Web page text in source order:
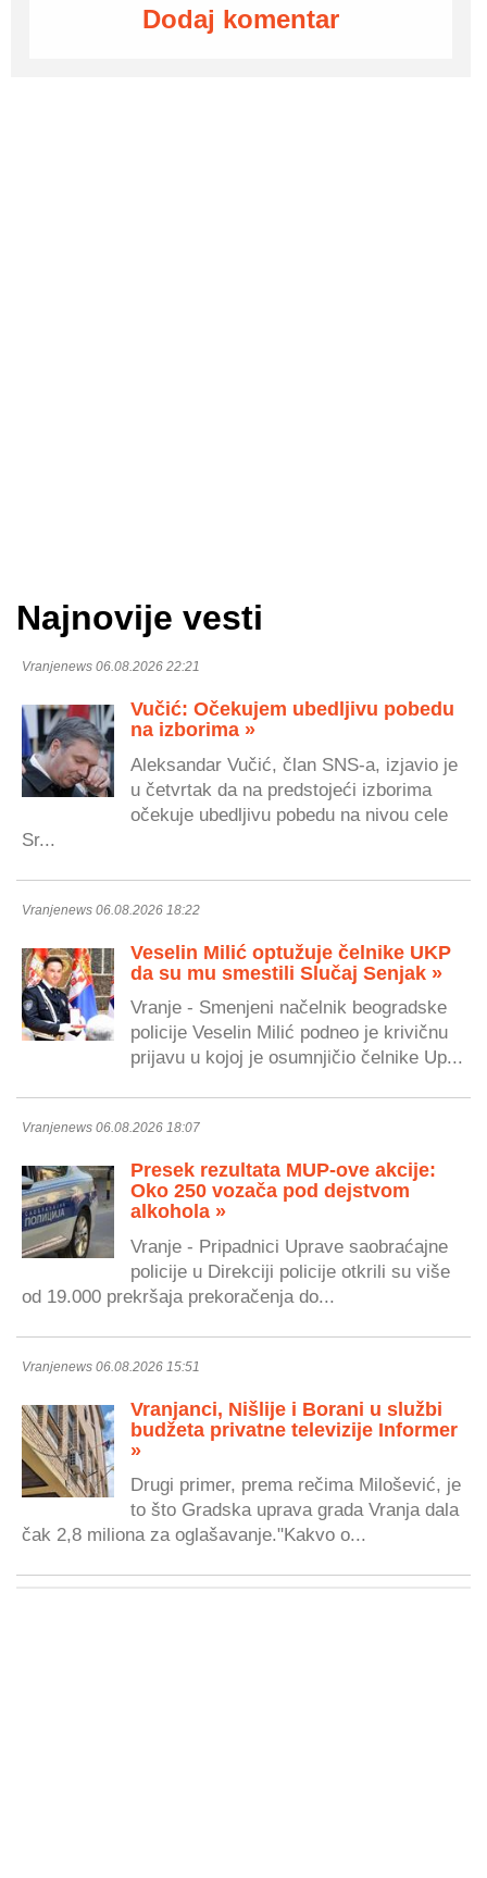
Dodaj komentar
Najnovije vesti
Vranjenews 06.08.2026 22:21
Vučić: Očekujem ubedljivu pobedu
na izborima »
Aleksandar Vučić, član SNS-a, izjavio je
u četvrtak da na predstojeći izborima
očekuje ubedljivu pobedu na nivou cele
Sr...
Vranjenews 06.08.2026 18:22
Veselin Milić optužuje čelnike UKP
da su mu smestili Slučaj Senjak »
Vranje - Smenjeni načelnik beogradske
policije Veselin Milić podneo je krivičnu
prijavu u kojoj je osumnjičio čelnike Up...
Vranjenews 06.08.2026 18:07
Presek rezultata MUP-ove akcije:
Oko 250 vozača pod dejstvom
alkohola »
Vranje - Pripadnici Uprave saobraćajne
policije u Direkciji policije otkrili su više
od 19.000 prekršaja prekoračenja do...
Vranjenews 06.08.2026 15:51
Vranjanci, Nišlije i Borani u službi
budžeta privatne televizije Informer
»
Drugi primer, prema rečima Milošević, je
to što Gradska uprava grada Vranja dala
čak 2,8 miliona za oglašavanje."Kakvo o...